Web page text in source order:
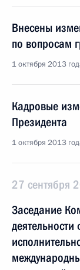
Внесены
по вопросам
1 октября 2013
Кадровые
Президента
1 октября 2013
27 сентября
Заседание